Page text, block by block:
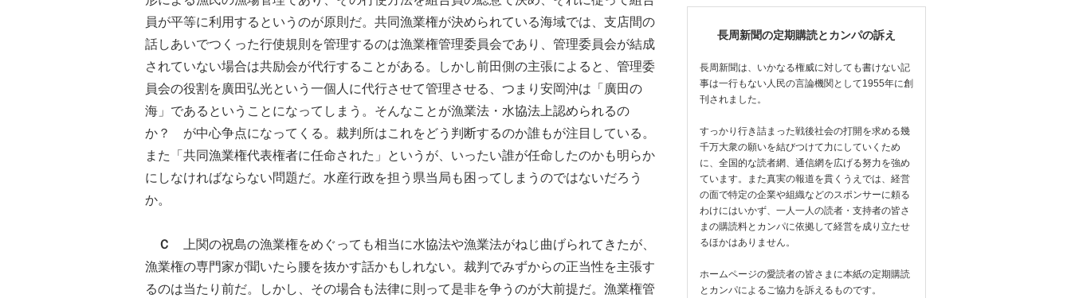
員が平等に利用するというのが原則だ。共同漁業権が決められている海域では、支店間の
話しあいでつくった行使規則を管理するのは漁業権管理委員会であり、管理委員会が結成
されていない場合は共励会が代行することがある。しかし前田側の主張によると、管理委
員会の役割を廣田弘光という一個人に代行させて管理させる、つまり安岡沖は「廣田の
海」であるということになってしまう。そんなことが漁業法・水協法上認められるの
か？ が中心争点になってくる。裁判所はこれをどう判断するのか誰もが注目している。
また「共同漁業権代表権者に任命された」というが、いったい誰が任命したのかも明らか
にしなければならない問題だ。水産行政を担う県当局も困ってしまうのではないだろう
か。
Ｃ
上関の祝島の漁業権をめぐっても相当に水協法や漁業法がねじ曲げられてきたが、
漁業権の専門家が聞いたら腰を抜かす話かもしれない。裁判でみずからの正当性を主張す
るのは当たり前だ。しかし、その場合も法律に則って是非を争うのが大前提だ。漁業権管
長周新聞の定期購読とカンパの訴え
長周新聞は、いかなる権威に対しても書けない記
事は一行もない人民の言論機関として1955年に創
刊されました。
すっかり行き詰まった戦後社会の打開を求める幾
千万大衆の願いを結びつけて力にしていくため
に、全国的な読者網、通信網を広げる努力を強め
ています。また真実の報道を貫くうえでは、経営
の面で特定の企業や組織などのスポンサーに頼る
わけにはいかず、一人一人の読者・支持者の皆さ
まの購読料とカンパに依拠して経営を成り立たせ
るほかはありません。
ホームページの愛読者の皆さまに本紙の定期購読
とカンパによるご協力を訴えるものです。